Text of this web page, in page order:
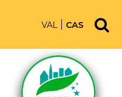
VAL CAS